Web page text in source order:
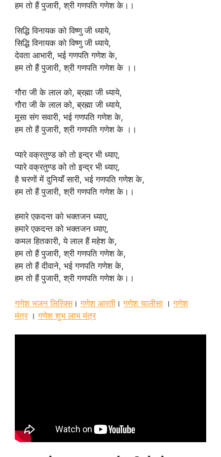
हम तो हैं पुजारी, श्री गणपति गणेश के।।
सिद्धि विनायक को विष्णु जी ध्याये,
सिद्धि विनायक को विष्णु जी ध्याये,
देवता आभारी, भई गणपति गणेश के,
हम तो हैं पुजारी, श्री गणपति गणेश के ।।
गौरा जी के लाल को, ब्रह्मा जी ध्याये,
गौरा जी के लाल को, ब्रह्मा जी ध्याये,
मूसा संग सवारी, भई गणपति गणेश के,
हम तो हैं पुजारी, श्री गणपति गणेश के ।।
प्यारे वक्रतुण्ड को तो इन्द्र भी ध्याए,
प्यारे वक्रतुण्ड को तो इन्द्र भी ध्याए,
है चरणों में दुनियाँ सारी, भई गणपति गणेश के,
हम तो हैं पुजारी, श्री गणपति गणेश के।।
हमारे एकदन्त को भक्तजन ध्याए,
हमारे एकदन्त को भक्तजन ध्याए,
कमल हितकारी, ये लाल हैं महेश के,
हम तो हैं पुजारी, श्री गणपति गणेश के,
हम तो हैं दीवाने, भई गणपति गणेश के,
हम तो हैं पुजारी, श्री गणपति गणेश के।।
गणेश भजन लिरिक्स।गणेश आरती ।गणेश चालीसा ।गणेश
मंत्र।गणेश शुभ लाभ मंत्र